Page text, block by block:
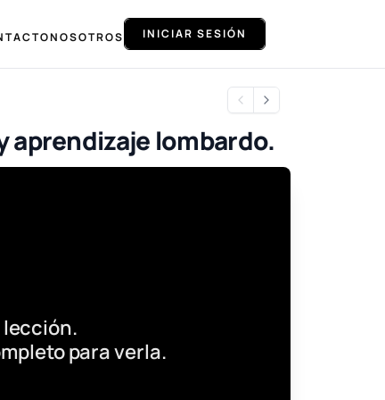
NOSOTROS INICIAR SESIÓN
aprendizaje lombardo.
lección.
para verla.